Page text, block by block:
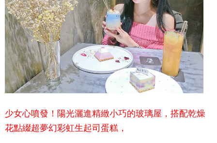
少女心噴發！陽光灑進精緻小巧的玻璃屋，搭配乾燥
花點綴超夢幻彩虹生起司蛋糕，